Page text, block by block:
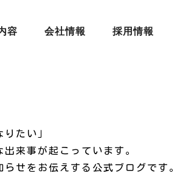
容 会社情報 採用情報
りたい」
来事が起こっています。
せをお伝えする公式ブログです。